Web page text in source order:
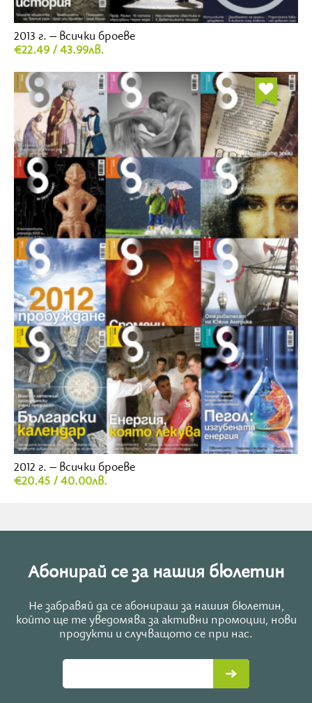
2013 г. – всички броеве
€22.49 / 43.99лв.
2012 г. – всички броеве
€20.45 / 40.00лв.
Абонирай се за нашия бюлетин
Не забравяй да се абонираш за нашия бюлетин,
който ще те уведомява за активни промоции, нови
продукти и случващото се при нас.